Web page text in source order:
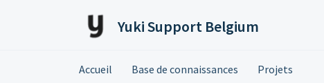
Yuki Support Belgium
Accueil Base de connaissances Projets